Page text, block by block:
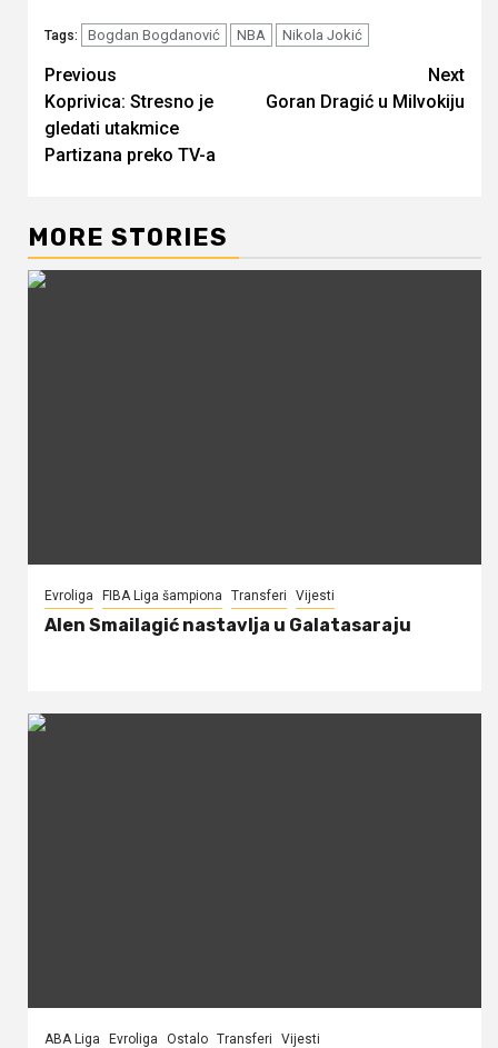
Tags: Bogdan Bogdanović NBA Nikola Jokić
Continue
Reading
Previous
Koprivica: Stresno je
gledati utakmice
Partizana preko TV-a
Next
Goran Dragić u Milvokiju
MORE STORIES
Evroliga FIBA Liga šampiona Transferi Vijesti
Alen Smailagić nastavlja u Galatasaraju
ABA Liga Evroliga Ostalo Transferi Vijesti